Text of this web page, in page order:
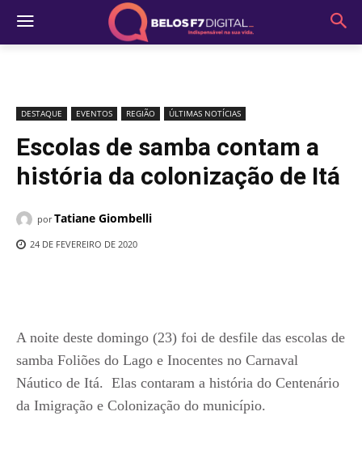
DESTAQUE EVENTOS REGIÃO ÚLTIMAS NOTÍCIAS
Escolas de samba contam a
história da colonização de Itá
por Tatiane Giombelli
24 DE FEVEREIRO DE 2020
A noite deste domingo (23) foi de desfile das escolas de
samba Foliões do Lago e Inocentes no Carnaval
Náutico de Itá. Elas contaram a história do Centenário
da Imigração e Colonização do município.